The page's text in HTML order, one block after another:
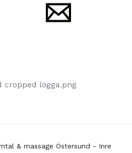
& massage Östersund - Inre